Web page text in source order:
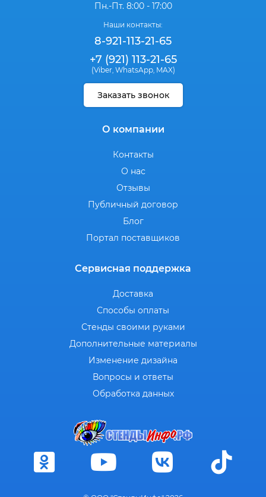
Пн.-Пт. 8:00 - 17:00
Наши контакты:
8-921-113-21-65
+7 (921) 113-21-65
(Viber, WhatsApp, MAX)
Заказать звонок
О компании
Контакты
О нас
Отзывы
Публичный договор
Блог
Портал поставщиков
Сервисная поддержка
Доставка
Способы оплаты
Стенды своими руками
Дополнительные материалы
Изменение дизайна
Вопросы и ответы
Обработка данных